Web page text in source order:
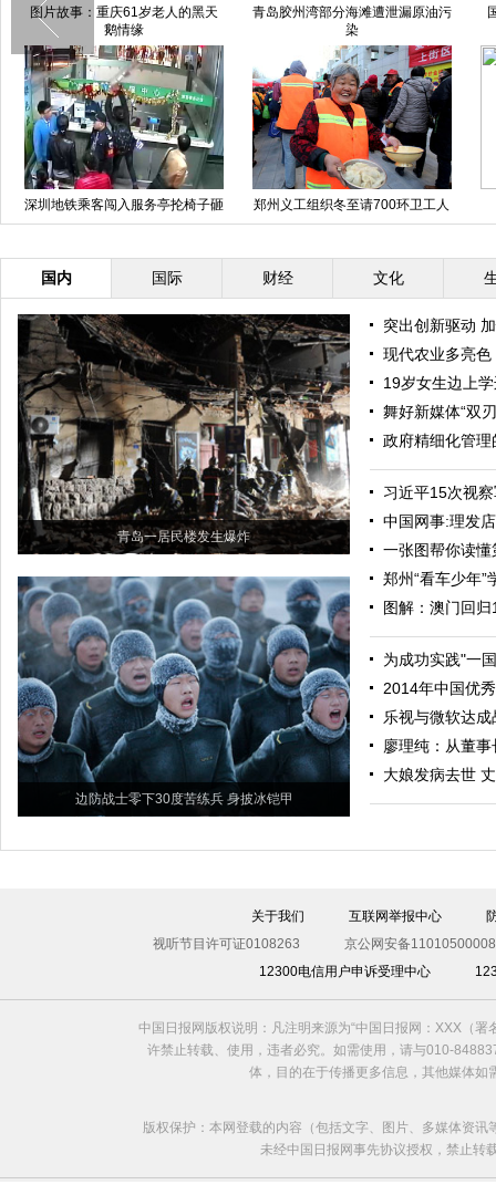
重庆“光猪跑”迎冬至
南宁惊现梅花桩迷魂阵 100米盲道
12个桩等你撞
北京：自由式滑雪空中技巧世界杯
安徽一家六口铊中毒浑身疼痛 疑
遭投毒
国内 国际 财经 文化
青岛一居民楼发生爆炸
边防战士零下30度苦练兵 身披冰铠甲
突出创新驱动
现代农业多亮色
19岁女生边上
舞好新媒体“双
政府精细化管理
习近平15次视
中国网事:理发
一张图帮你读
郑州“看车少年”
图解：澳门回
为成功实践"一
2014年中国优
乐视与微软达
廖理纯：从董事
大娘发病去世
关于我们 互联网举报中心
视听节目许可证0108263
京公网安备
12300电信用户申诉受理中心
中国日报网版权说明：凡注明来源为“中国日报网：XXX（
许禁止转载、使用，违者必究。如需使用，请与010-
体，目的在于传播更多信息，其他媒体
版权保护：本网登载的内容（包括文字、图片、多媒体资
未经中国日报网事先协议授权，禁止转